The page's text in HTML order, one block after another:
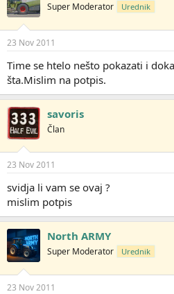
Super Moderator Urednik
23 Nov 2011
Time se htelo nešto pokazati i
šta.Mislim na potpis.
savoris
Član
23 Nov 2011
svidja li vam se ovaj ?
mislim potpis
North ARMY
Super Moderator Urednik
23 Nov 2011